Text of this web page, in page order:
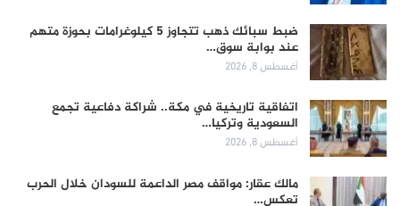
ضبط سبائك ذهب تتجاوز 5 كيلوغرامات بحوزة متهم
عند بوابة سوق…
أغسطس 8, 2026
اتفاقية تاريخية في مكة.. شراكة دفاعية تجمع
السعودية وتركيا…
أغسطس 8, 2026
مالك عقار: مواقف مصر الداعمة للسودان خلال الحرب
تعكس…